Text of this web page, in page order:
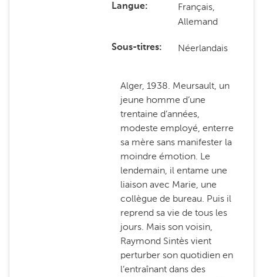
Langue
Français,
Allemand
Sous-titres Néerlandais
Alger, 1938. Meursault, un
jeune homme d’une
trentaine d’années,
modeste employé, enterre
sa mère sans manifester la
moindre émotion. Le
lendemain, il entame une
liaison avec Marie, une
collègue de bureau. Puis il
reprend sa vie de tous les
jours. Mais son voisin,
Raymond Sintès vient
perturber son quotidien en
l’entraînant dans des